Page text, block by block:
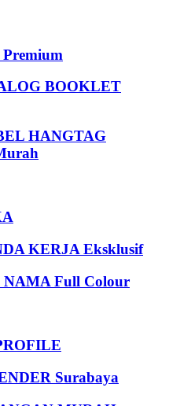
BOOKLET
HANGTAG
KERJA Eksklusif
Full Colour
Surabaya